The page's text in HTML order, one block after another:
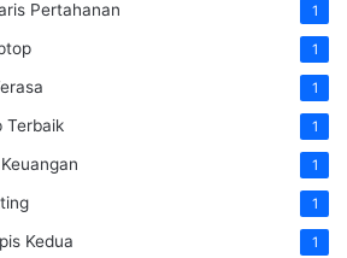
Pertahanan 1
1
1
Terbaik 1
1
1
Kedua 1